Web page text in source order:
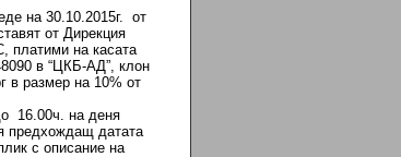
на 30.10.2015г. от
от Дирекция
платими на касата
в “ЦКБ-АД”, клон
в размер на 10% от
16.00ч. на деня
предхождащ датата
с описание на